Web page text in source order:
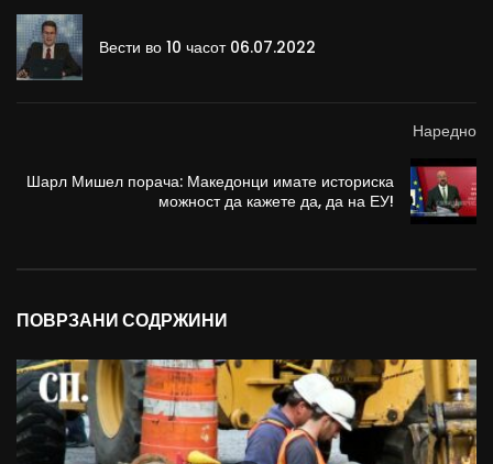
Вести во 10 часот 06.07.2022
Наредно
Шарл Мишел порача: Македонци имате историска
можност да кажете да, да на ЕУ!
ПОВРЗАНИ СОДРЖИНИ